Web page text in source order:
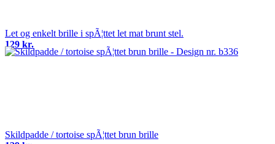
Let og enkelt brille i spÃ¦ttet let mat brunt stel.
129 kr.
Skildpadde / tortoise spÃ¦ttet brun brille